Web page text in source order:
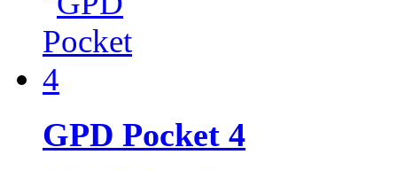
GPD Pocket 4